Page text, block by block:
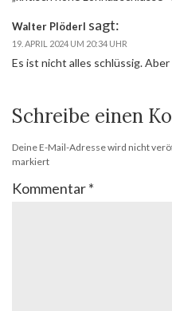
Walter Plöderl sagt:
19. APRIL 2024 UM 20:34 UHR
Es ist nicht alles schlüssig.
Schreibe einen
Deine E-Mail-Adresse wird nicht
markiert
Kommentar*